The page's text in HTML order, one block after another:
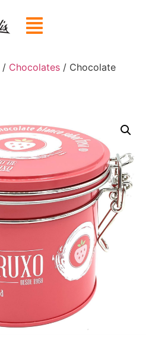
/ Chocolates / Chocolate